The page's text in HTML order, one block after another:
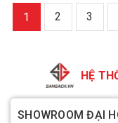
1 2 3
HỆ
SHOWROOM ĐẠI